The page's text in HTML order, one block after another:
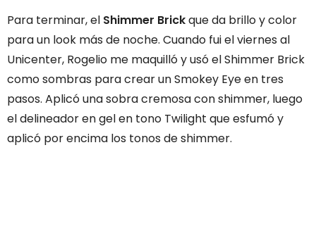
Para terminar, el Shimmer Brickque da brillo y color
para un look más de noche. Cuando fui el viernes al
Unicenter, Rogelio me maquilló y usó el Shimmer Brick
como sombras para crear un Smokey Eye en tres
pasos. Aplicó una sobra cremosa con shimmer, luego
el delineador en gel en tono Twilight que esfumó y
aplicó por encima los tonos de shimmer.